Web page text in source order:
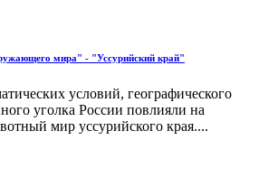
мира" - "Уссурийский край"
условий, географического
уголка России повлияли на
мир уссурийского края....